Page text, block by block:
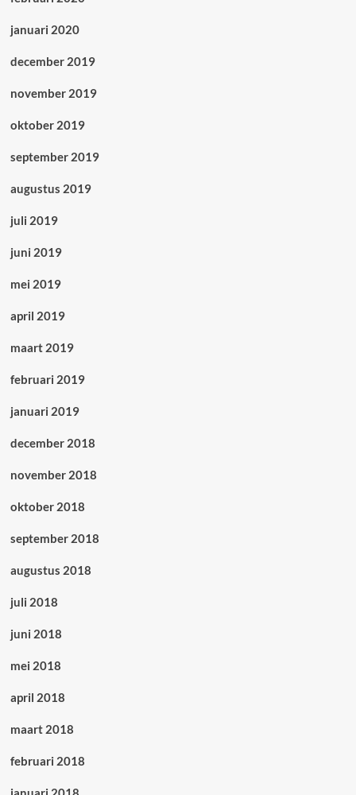
januari 2020
december 2019
november 2019
oktober 2019
september 2019
augustus 2019
juli 2019
juni 2019
mei 2019
april 2019
maart 2019
februari 2019
januari 2019
december 2018
november 2018
oktober 2018
september 2018
augustus 2018
juli 2018
juni 2018
mei 2018
april 2018
maart 2018
februari 2018